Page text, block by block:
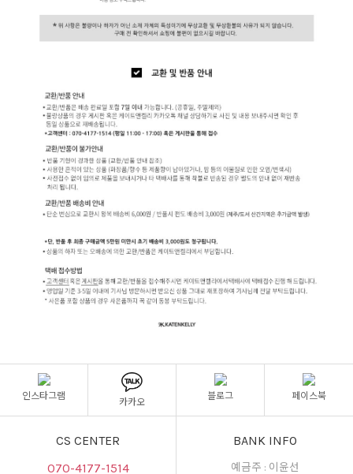
인스타그램
카카오
블로그 페이스북
CS CENTER
070-4177-1514
BANK INFO
예금주 : 이윤선